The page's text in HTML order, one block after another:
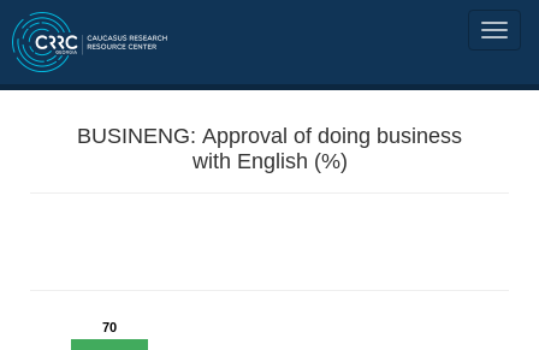
BUSINENG: Approval of doing business
with English (%)
70